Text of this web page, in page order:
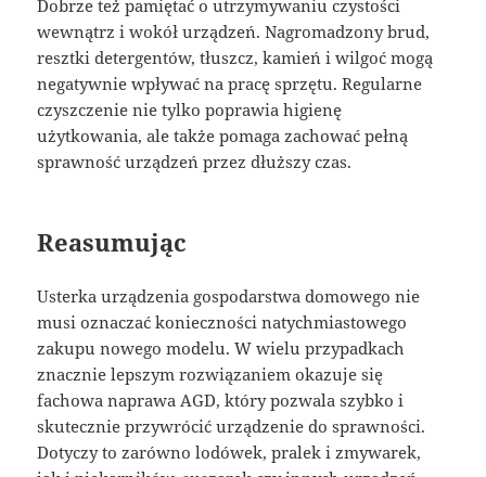
Dobrze też pamiętać o utrzymywaniu czystości
wewnątrz i wokół urządzeń. Nagromadzony brud,
resztki detergentów, tłuszcz, kamień i wilgoć mogą
negatywnie wpływać na pracę sprzętu. Regularne
czyszczenie nie tylko poprawia higienę
użytkowania, ale także pomaga zachować pełną
sprawność urządzeń przez dłuższy czas.
Reasumując
Usterka urządzenia gospodarstwa domowego nie
musi oznaczać konieczności natychmiastowego
zakupu nowego modelu. W wielu przypadkach
znacznie lepszym rozwiązaniem okazuje się
fachowa naprawa AGD, który pozwala szybko i
skutecznie przywrócić urządzenie do sprawności.
Dotyczy to zarówno lodówek, pralek i zmywarek,